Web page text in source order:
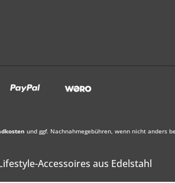
und ggf. Nachnahmegebühren, wenn nicht anders
Accessoires aus Edelstahl